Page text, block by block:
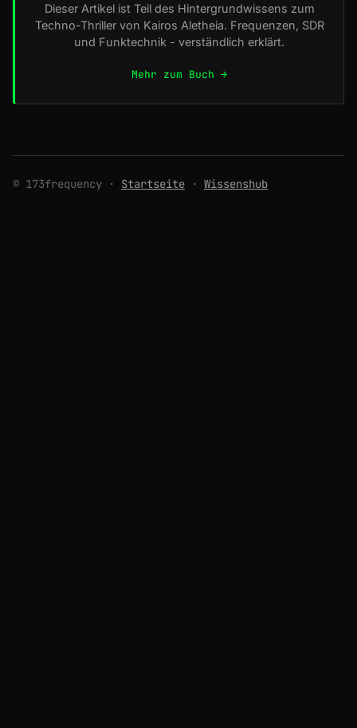
Dieser Artikel ist Teil des Hintergrundwissens zum
Techno-Thriller von Kairos Aletheia. Frequenzen, SDR
und Funktechnik - verständlich erklärt.
Mehr zum Buch →
© 173frequency · Startseite · Wissenshub